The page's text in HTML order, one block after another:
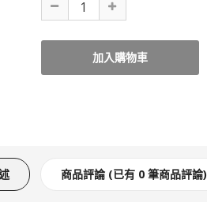
商品評論 (已有 0 筆商品評論)